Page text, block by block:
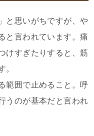
と思いがちですが、や
と言われています。痛
けすぎたりすると、筋
。
範囲で止めること。呼
うのが基本だと言われ